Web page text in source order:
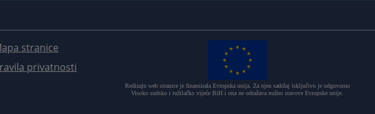
stranice
privatnosti
Redizajn web stranice je finansirala Evropska unija. Za njen sadržaj isključivo je odgovorno
Visoko sudsko i tužilačko vijeće BiH i ona ne odražava nužno stavove Evropske unije.